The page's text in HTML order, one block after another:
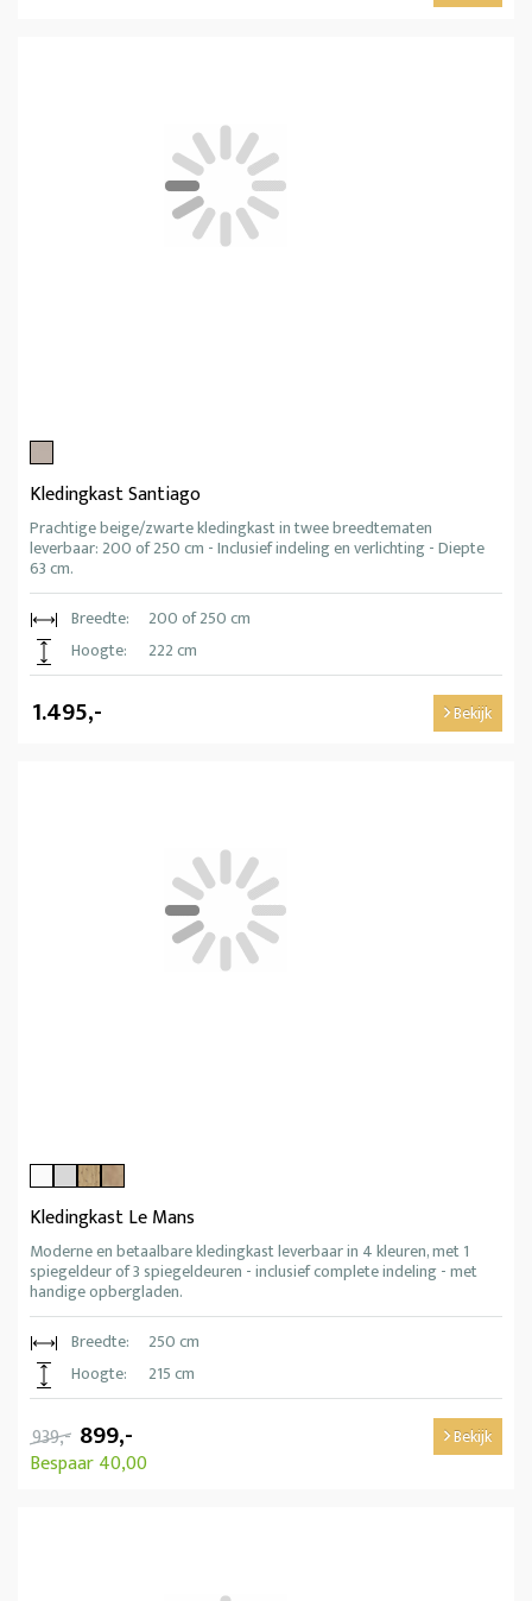
Kledingkast Santiago
Prachtige beige/zwarte kledingkast in twee breedtematen
leverbaar: 200 of 250 cm - Inclusief indeling en verlichting - Diepte
63 cm.
Breedte:
200 of 250 cm
Hoogte:
222 cm
1.495,- Bekijk
Kledingkast Le Mans
Moderne en betaalbare kledingkast leverbaar in 4 kleuren, met 1
spiegeldeur of 3 spiegeldeuren - inclusief complete indeling - met
handige opbergladen.
Breedte:
250 cm
Hoogte:
215 cm
939,- 899,-
Bespaar 40,00
Bekijk